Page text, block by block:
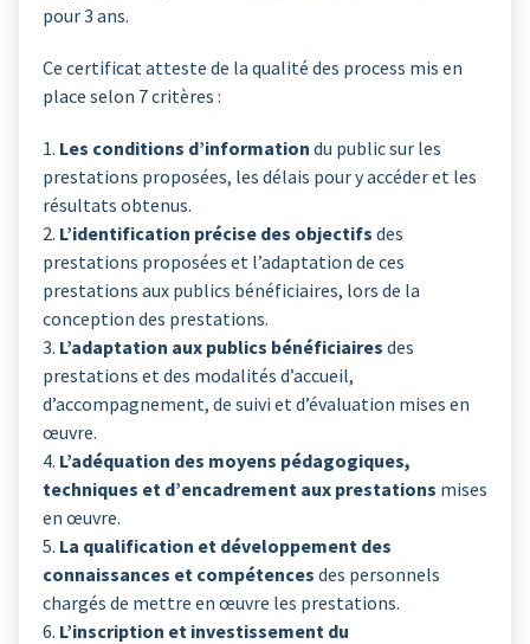
pour 3 ans.
Ce certificat atteste de la qualité des process mis en
place selon 7 critères :
1. Les conditions d’information du public sur les
prestations proposées, les délais pour y accéder et les
résultats obtenus.
2. L’identification précise des objectifs des
prestations proposées et l’adaptation de ces
prestations aux publics bénéficiaires, lors de la
conception des prestations.
3. L’adaptation aux publics bénéficiaires des
prestations et des modalités d’accueil,
d’accompagnement, de suivi et d’évaluation mises en
œuvre.
4. L’adéquation des moyens pédagogiques,
techniques et d’encadrement aux prestations mises
en œuvre.
5. La qualification et développement des
connaissances et compétences des personnels
chargés de mettre en œuvre les prestations.
6. L’inscription et investissement du